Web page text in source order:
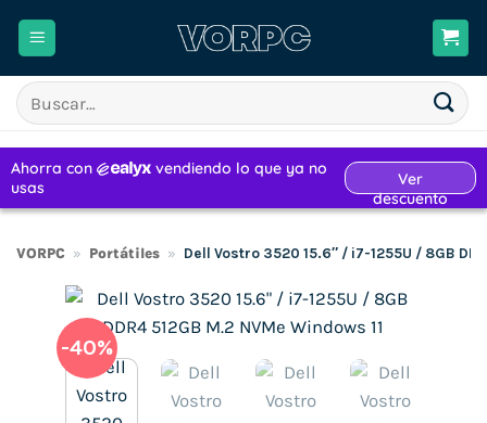
Buscar
por:
VORPC » Portátiles » Dell Vostro 3520 15.6″ / i7-1255U / 8GB
-40%